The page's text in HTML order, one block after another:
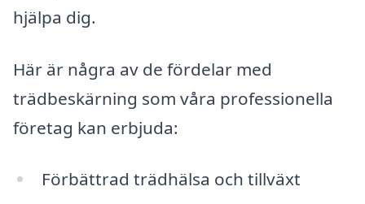
hjälpa dig.
Här är några av de fördelar med
trädbeskärning som våra professionella
företag kan erbjuda:
Förbättrad trädhälsa och tillväxt